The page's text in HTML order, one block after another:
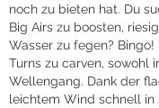
noch zu bieten hat. Du
Big Airs zu boosten,
Wasser zu fegen?
Turns zu carven, sowohl
Wellengang. Dank der
leichtem Wind schnell